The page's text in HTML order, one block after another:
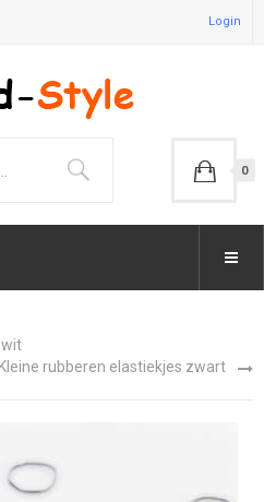
Login
0
wit
Kleine rubberen elastiekjes zwart